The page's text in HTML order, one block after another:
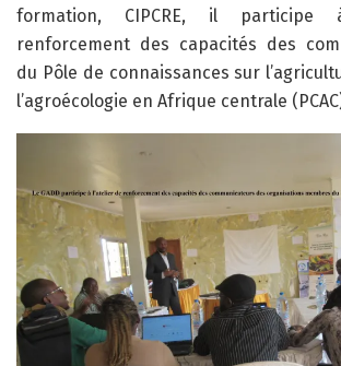
formation, CIPCRE, il participe
renforcement des capacités des
du Pôle de connaissances sur
l’agroécologie en Afrique centrale